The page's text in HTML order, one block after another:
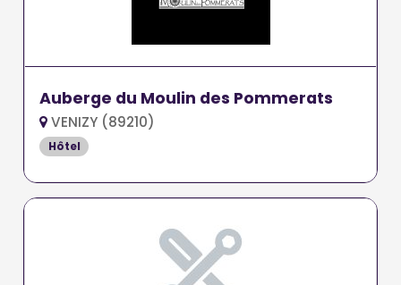
Auberge du Moulin des Pommerats
VENIZY (89210)
Hôtel